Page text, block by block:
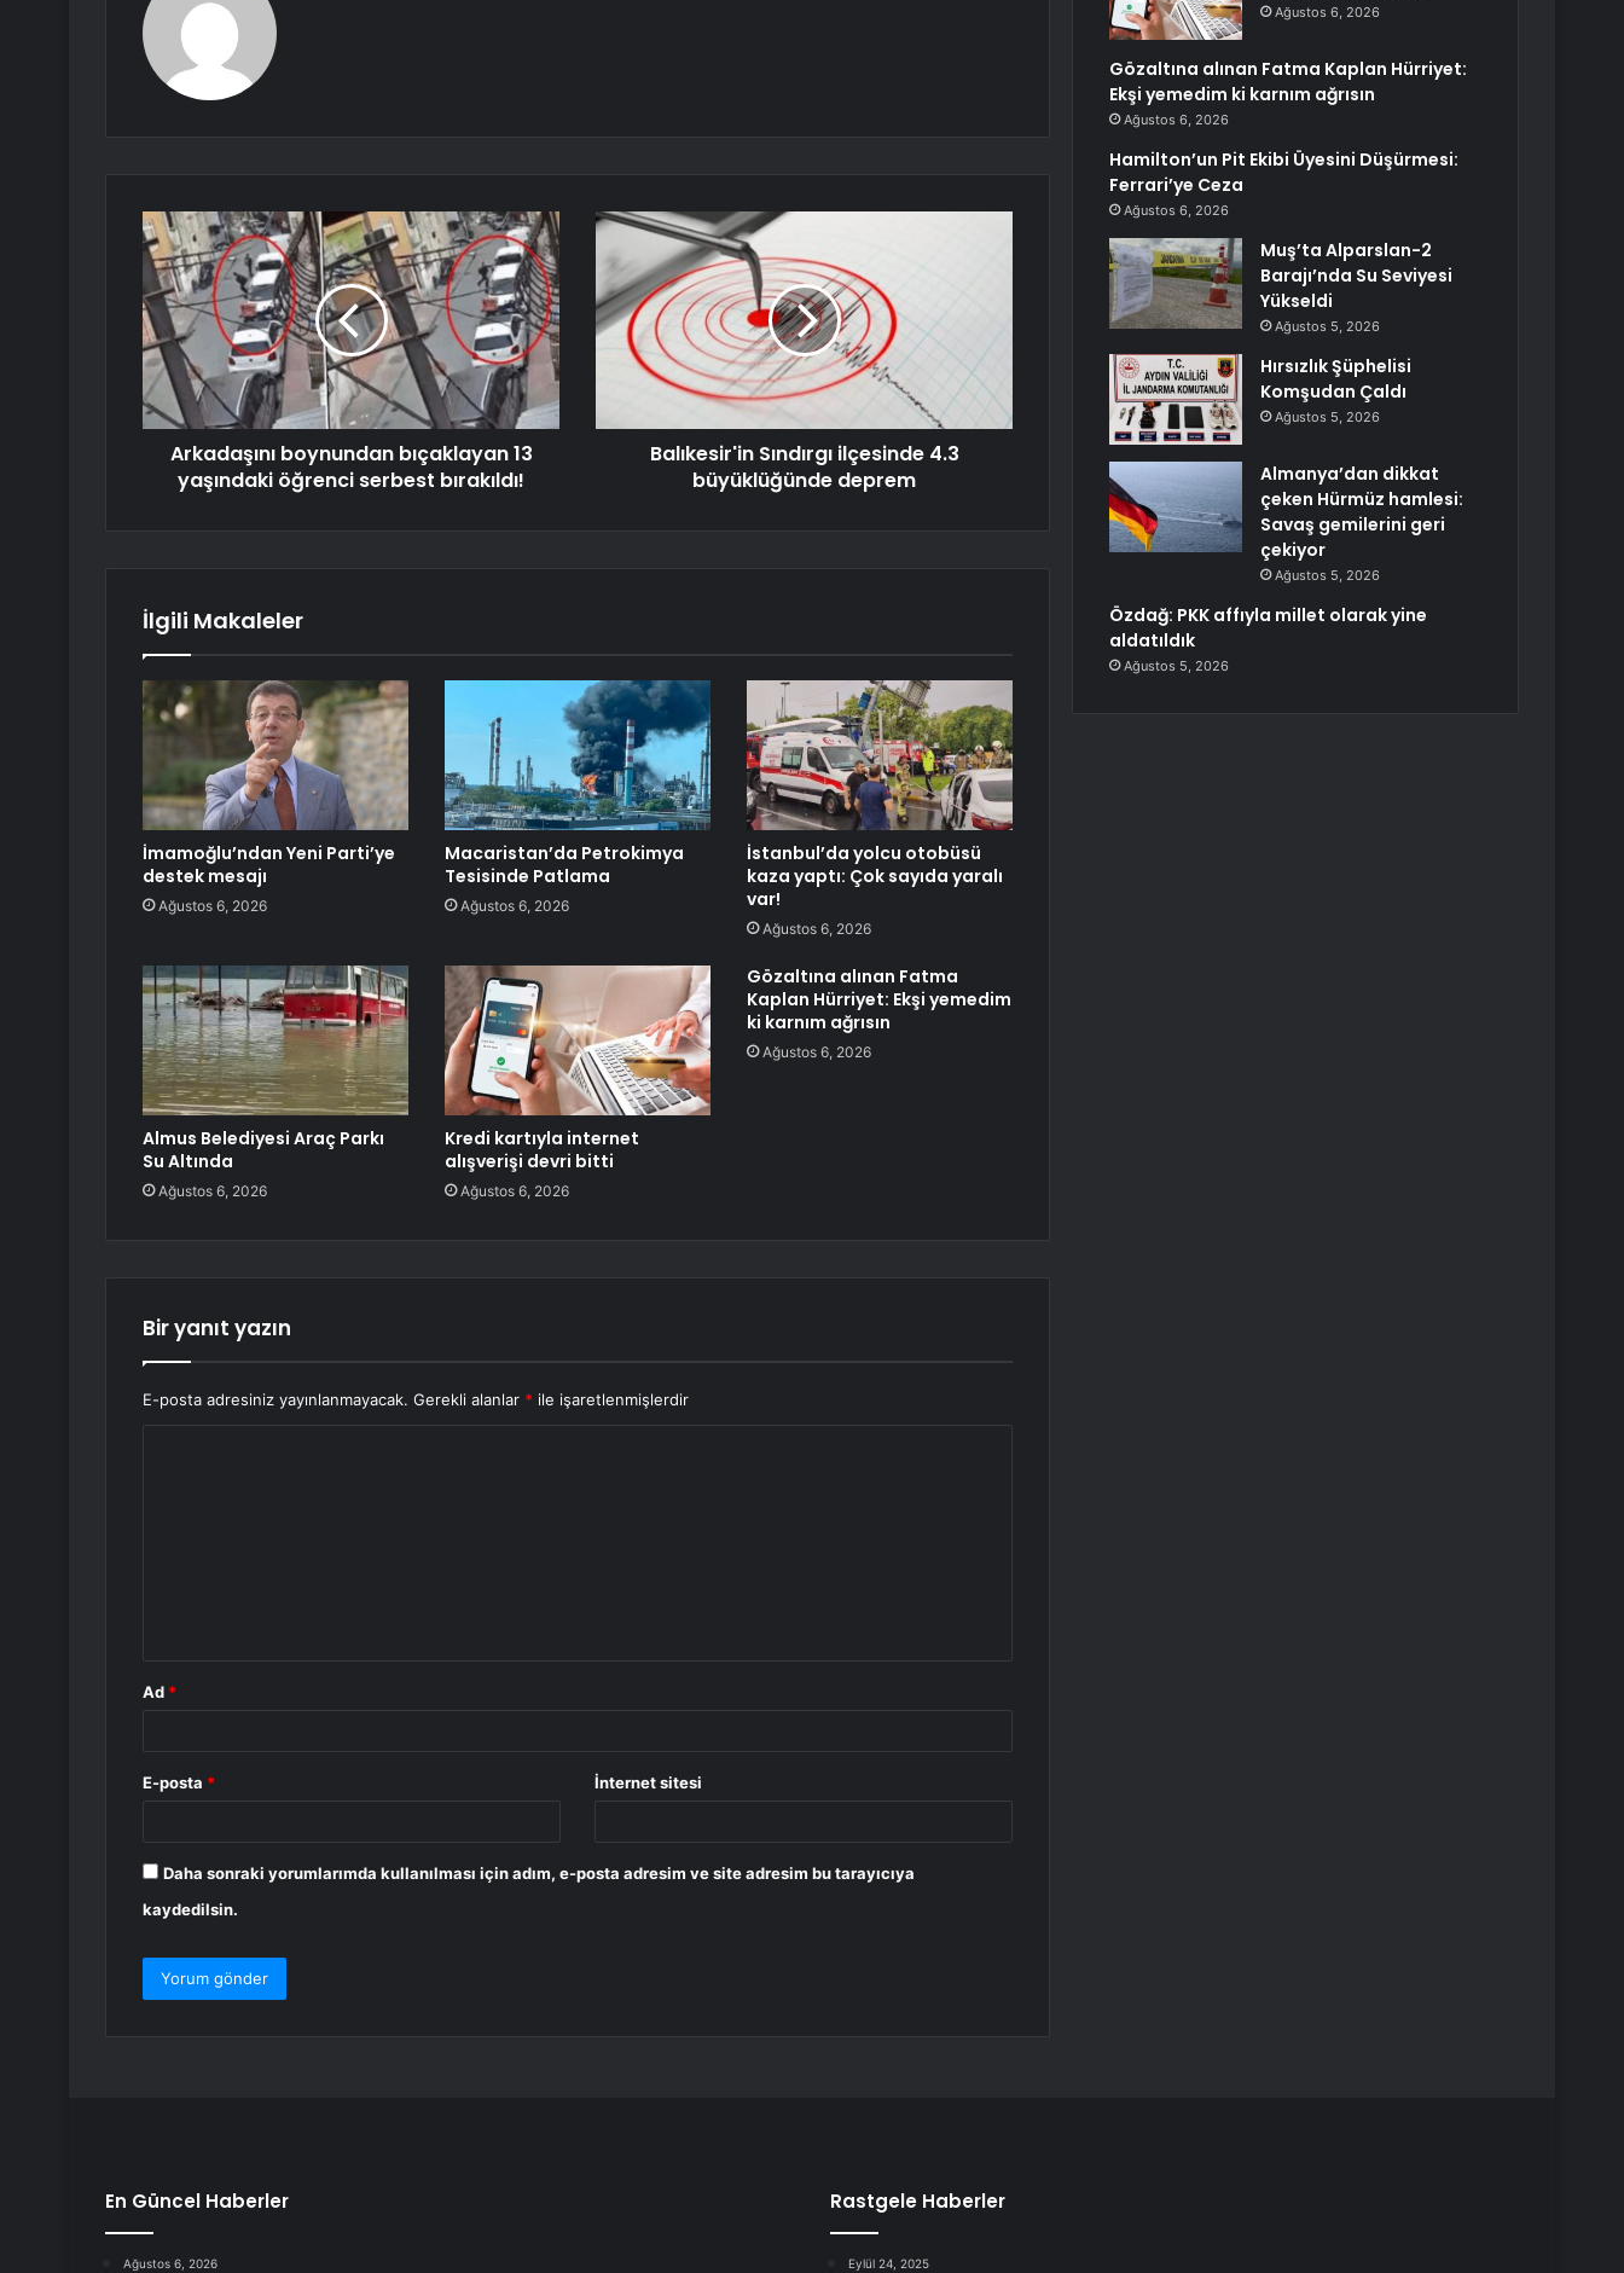
Arkadaşını boynundan bıçaklayan 13
yaşındaki öğrenci serbest bırakıldı!
Balıkesir'in Sındırgı ilçesinde 4.3
büyüklüğünde deprem
İlgili Makaleler
İmamoğlu’ndan Yeni Parti’ye
destek mesajı
Ağustos 6, 2026
Macaristan’da Petrokimya
Tesisinde Patlama
Ağustos 6, 2026
İstanbul’da yolcu otobüsü
kaza yaptı: Çok sayıda yaralı
var!
Ağustos 6, 2026
Almus Belediyesi Araç Parkı
Su Altında
Ağustos 6, 2026
Kredi kartıyla internet
alışverişi devri bitti
Ağustos 6, 2026
Gözaltına alınan Fatma
Kaplan Hürriyet: Ekşi yemedim
ki karnım ağrısın
Ağustos 6, 2026
Bir yanıt yazın
E-posta adresiniz yayınlanmayacak. Gerekli alanlar * ile işaretlenmişlerdir
Ad *
E-posta * İnternet sitesi
Daha sonraki yorumlarımda kullanılması için adım, e-posta adresim ve site adresim bu tarayıcıya
kaydedilsin.
Ağustos 6, 2026
Gözaltına alınan Fatma Kaplan Hürriyet:
Ekşi yemedim ki karnım ağrısın
Ağustos 6, 2026
Hamilton’un Pit Ekibi Üyesini Düşürmesi:
Ferrari’ye Ceza
Ağustos 6, 2026
Muş’ta Alparslan-2
Barajı’nda Su Seviyesi
Yükseldi
Ağustos 5, 2026
Hırsızlık Şüphelisi
Komşudan Çaldı
Ağustos 5, 2026
Almanya’dan dikkat
çeken Hürmüz hamlesi:
Savaş gemilerini geri
çekiyor
Ağustos 5, 2026
Özdağ: PKK affıyla millet olarak yine
aldatıldık
Ağustos 5, 2026
En Güncel Haberler
Ağustos 6, 2026
Rastgele Haberler
Eylül 24, 2025